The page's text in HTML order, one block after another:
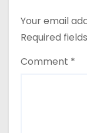
Your email
Required
Comment *